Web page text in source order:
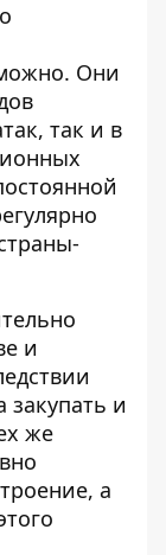
Они
так и в
и
и
же
а